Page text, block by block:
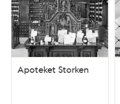
Apoteket Storken